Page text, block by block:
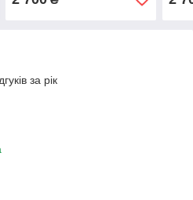
помаранчевий, до 100 кг
до
за рік